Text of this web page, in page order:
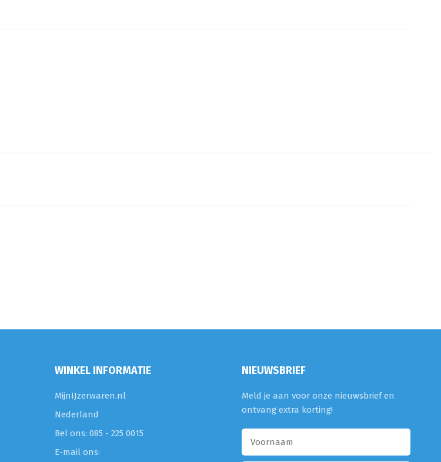
WINKEL INFORMATIE
MijnIJzerwaren.nl
Nederland
Bel ons: 085 - 225 0015
E-mail ons:
NIEUWSBRIEF
Meld je aan voor onze nieuwsbrief en
ontvang extra korting!